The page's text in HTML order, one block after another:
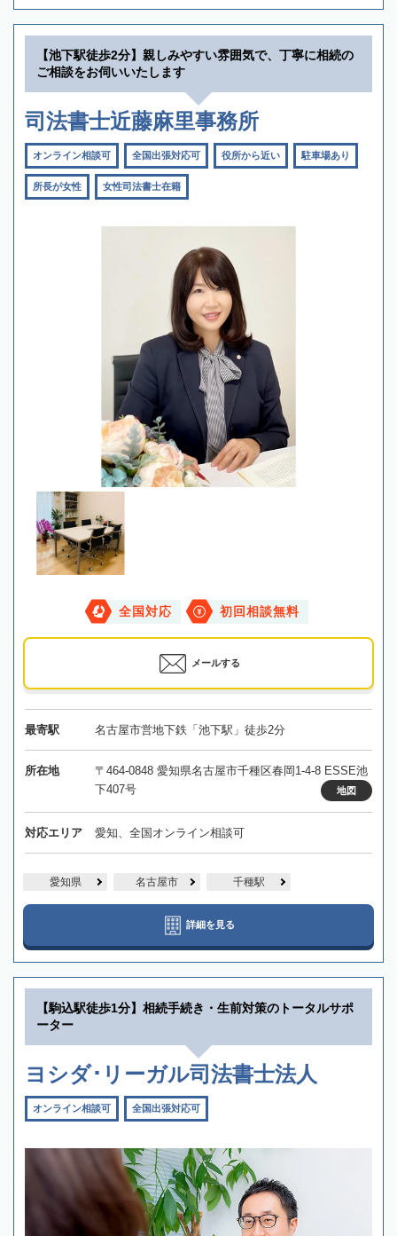
【池下駅徒歩2分】親しみやすい雰囲気で、丁寧に相続の
ご相談をお伺いいたします
司法書士近藤麻里事務所
オンライン相談可 全国出張対応可 役所から近い 駐車場あり
所長が女性 女性司法書士在籍
全国対応 初回相談無料
メールする
最寄駅 名古屋市営地下鉄「池下駅」徒歩2分
所在地
〒464-0848 愛知県名古屋市千種区春岡1-4-8 ESSE池
下407号
地図
対応エリア 愛知、全国オンライン相談可
愛知県 名古屋市 千種駅
詳細を見る
【駒込駅徒歩1分】相続手続き・生前対策のトータルサポ
ーター
ヨシダ･リーガル司法書士法人
オンライン相談可 全国出張対応可